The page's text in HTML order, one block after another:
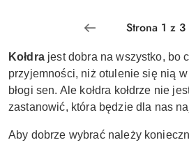
Kołdrajest dobra na wszystko, bo
przyjemności, niż otulenie się nią
błogi sen. Ale kołdra kołdrze nie
zastanowić, która będzie dla nas
Aby dobrze wybrać należy